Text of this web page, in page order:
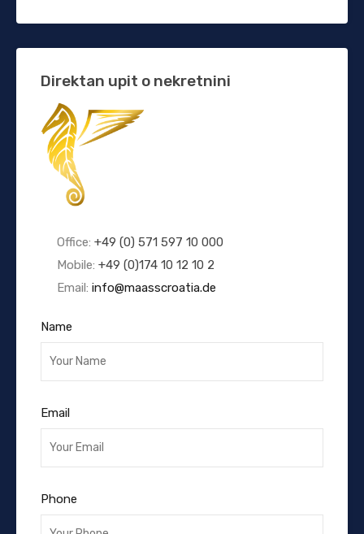
Direktan upit o nekretnini
Office: +49 (0) 571 597 10 000
Mobile: +49 (0)174 10 12 10 2
Email: info@maasscroatia.de
Name
Email
Phone